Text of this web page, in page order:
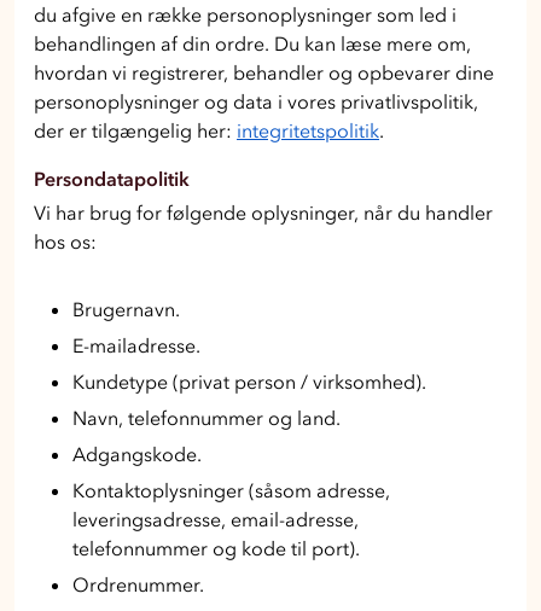
du afgive en række personoplysninger som led i
behandlingen af din ordre. Du kan læse mere om,
hvordan vi registrerer, behandler og opbevarer dine
personoplysninger og data i vores privatlivspolitik,
der er tilgængelig her: integritetspolitik.
Persondatapolitik
Vi har brug for følgende oplysninger, når du handler
hos os:
Brugernavn.
E-mailadresse.
Kundetype (privat person / virksomhed).
Navn, telefonnummer og land.
Adgangskode.
Kontaktoplysninger (såsom adresse,
leveringsadresse, email-adresse,
telefonnummer og kode til port).
Ordrenummer.